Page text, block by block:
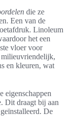
die ze
Een van de
Linoleum
het een
vloer voor
milieuvriendelijk,
en kleuren, wat
eigenschappen
Dit draagt bij aan
De